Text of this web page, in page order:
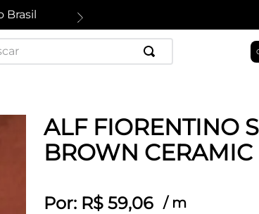
Brasil
ALF FIORENTINO
BROWN CERAMIC
Por: R$ 59,06 / m